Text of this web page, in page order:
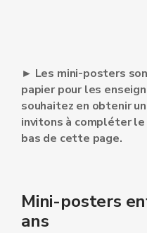
► Les mini-posters
papier pour les
souhaitez en obtenir
invitons à compléter
bas de cette page.
Mini-posters
ans